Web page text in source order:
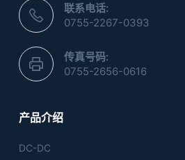
联系电话:
0755-2267-0393
传真号码:
0755-2656-0616
产品介绍
DC-DC